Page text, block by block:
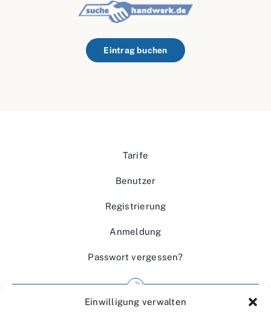
Einwilligung verwalten
Eintrag buchen
Tarife
Benutzer
Registrierung
Anmeldung
Passwort vergessen?